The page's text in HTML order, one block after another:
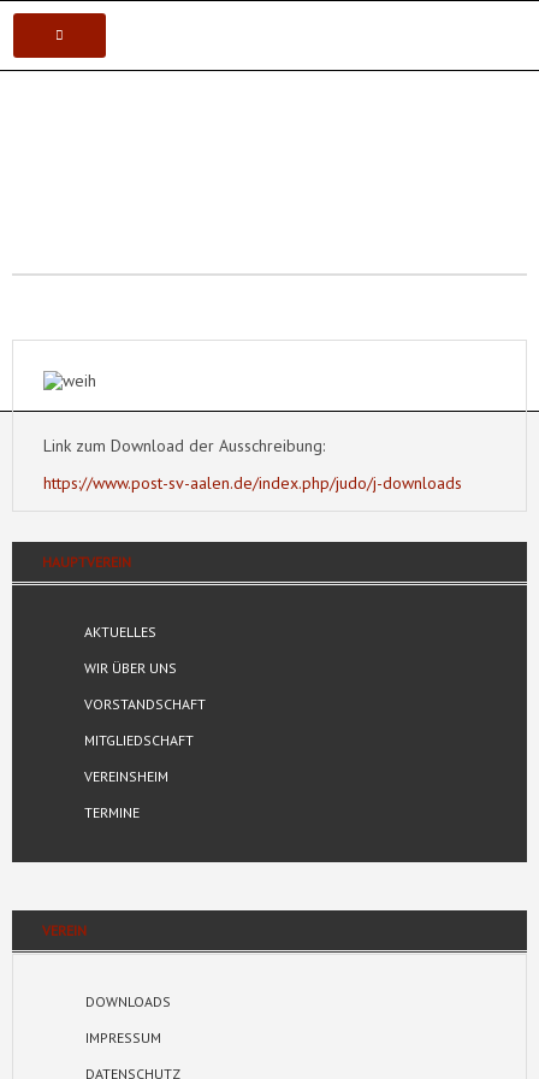
VOLLEYBALL
TISCHTENNIS
Link zum Download der Ausschreibung:
https://www.post-sv-aalen.de/index.php/judo/j-downloads
HAUPTVEREIN
AKTUELLES
WIR ÜBER UNS
VORSTANDSCHAFT
MITGLIEDSCHAFT
VEREINSHEIM
TERMINE
VEREIN
DOWNLOADS
IMPRESSUM
DATENSCHUTZ